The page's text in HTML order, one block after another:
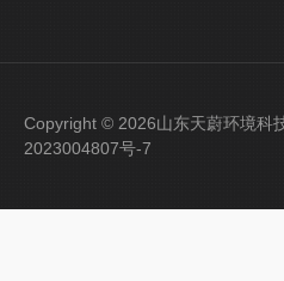
Copyright © 2026山东天蔚环境
2023004807号-7